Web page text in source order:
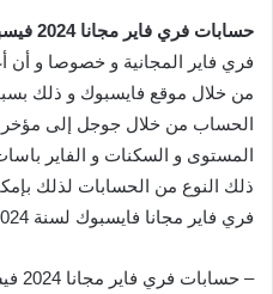
حسابات فري فاير مجانا 2024 فيسبوك
فري فاير المجانية و خصوصا و أن
من خلال موقع فايسبوك و ذلك
الحساب من خلال جوجل إلى
المستوى و السكنات و الفاير
ذلك النوع من الحسابات لذلك
فري فاير مجانا فايسبوك لسنة 2024 من خلال الرابط التالي:
– حسابات فري فاير مجانا 2024 فيسبوك :